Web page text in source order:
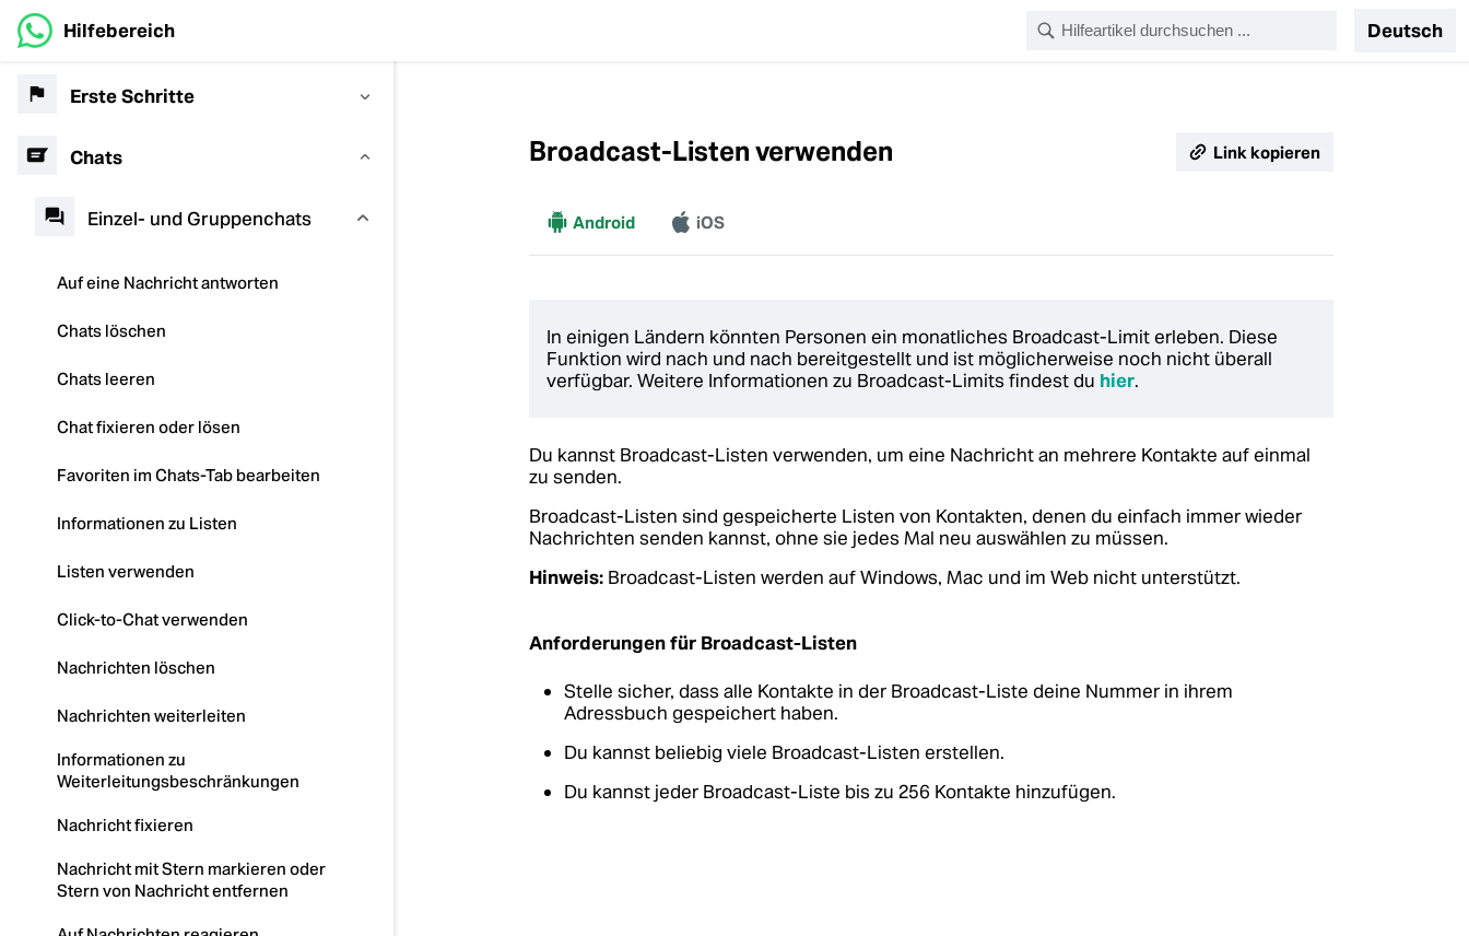
Hilfebereich Deutsch
Erste Schritte
Chats
Einzel- und Gruppenchats
Auf eine Nachricht antworten
Chats löschen
Chats leeren
Chat fixieren oder lösen
Favoriten im Chats-Tab bearbeiten
Informationen zu Listen
Listen verwenden
Click-to-Chat verwenden
Nachrichten löschen
Nachrichten weiterleiten
Informationen zu
Weiterleitungsbeschränkungen
Nachricht fixieren
Nachricht mit Stern markieren oder
Stern von Nachricht entfernen
Broadcast-Listen verwenden Link kopieren
MehrAndroid iOS
In einigen Ländern könnten Personen ein monatliches Broadcast-Limit erleben. Diese
Funktion wird nach und nach bereitgestellt und ist möglicherweise noch nicht überall
verfügbar. Weitere Informationen zu Broadcast-Limits findest du hier.
Du kannst Broadcast-Listen verwenden, um eine Nachricht an mehrere Kontakte auf einmal
zu senden.
Broadcast-Listen sind gespeicherte Listen von Kontakten, denen du einfach immer wieder
Nachrichten senden kannst, ohne sie jedes Mal neu auswählen zu müssen.
Hinweis: Broadcast-Listen werden auf Windows, Mac und im Web nicht unterstützt.
Anforderungen für Broadcast-Listen
Stelle sicher, dass alle Kontakte in der Broadcast-Liste deine Nummer in ihrem
Adressbuch gespeichert haben.
Du kannst beliebig viele Broadcast-Listen erstellen.
Du kannst jeder Broadcast-Liste bis zu 256 Kontakte hinzufügen.